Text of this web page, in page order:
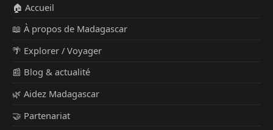
🏠 Accueil
📖 À propos de Madagascar
🌴 Explorer / Voyager
📰 Blog & actualité
🌿 Aidez Madagascar
🤝 Partenariat